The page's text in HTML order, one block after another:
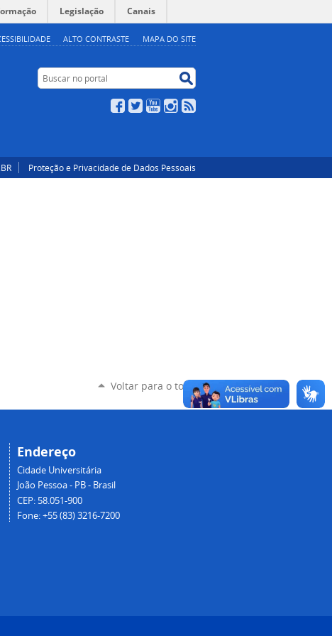
ALTO CONTRASTE MAPA DO SITE
Legislação Canais
Buscar no portal
Facebook
TwitterYouTubeInstagram
Proteção e Privacidade de Dados Pessoais
Voltar para o topo
Endereço
Cidade Universitária
João Pessoa - PB - Brasil
CEP: 58.051-900
Fone: +55 (83) 3216-7200